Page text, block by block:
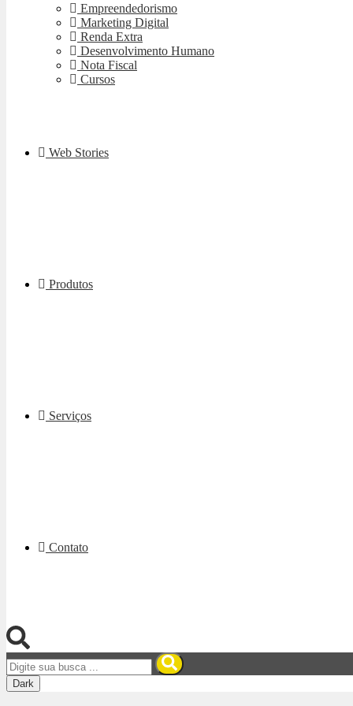
Empreendedorismo
Marketing Digital
Renda Extra
Desenvolvimento Humano
Nota Fiscal
Cursos
Web Stories
Produtos
Serviços
Contato
Dark